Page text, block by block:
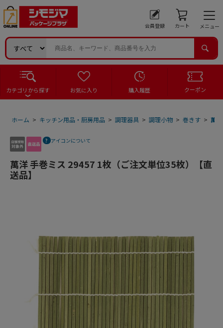
会員登録 カート メニュー
カテゴリから探す お気に入り 購入履歴 クーポン
ホーム > キッチン用品・厨房用品 > 調理器具 > 調理小物 > 巻きす > 萬
アイコンについて
萬洋 手巻ミス 29457 1枚（ご注文単位35枚）【直
送品】